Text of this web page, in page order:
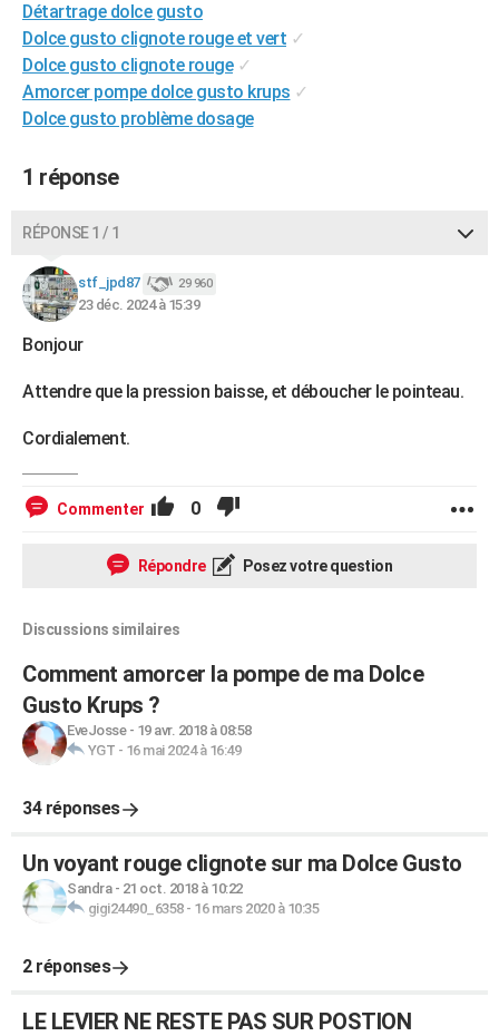
Destinations
City break
Voyage nature
Voyage de noces
Forum
Climat
+PHOTO
GUIDES D'ACHAT
BONS PLANS
COPAINS D'AVANT
S'inscrire
Se connecter
Lycées
Collèges
Primaires
Universités
Entreprises
Service militaire
Avis de recherche
AVIS DE DÉCÈS
FORUM
Bricolage
Lifestyle
Culture
SportAuto
Television
Voyage
Cinema
Détartrage dolce gusto
Dolce gusto clignote rouge et vert ✓
Dolce gusto clignote rouge ✓
Amorcer pompe dolce gusto krups ✓
Dolce gusto problème dosage
1 réponse
RÉPONSE 1 / 1
stf_jpd87 29 960
23 déc. 2024 à 15:39
Bonjour
Attendre que la pression baisse, et déboucher le pointeau.
Cordialement.
Commenter 0
Répondre Posez votre question
Discussions similaires
Comment amorcer la pompe de ma Dolce
Gusto Krups ?
EveJosse- 19 avr. 2018 à 08:58
YGT - 16 mai 2024 à 16:49
34 réponses
Un voyant rouge clignote sur ma Dolce Gusto
Sandra- 21 oct. 2018 à 10:22
gigi24490_6358- 16 mars 2020 à 10:35
2 réponses
LE LEVIER NE RESTE PAS SUR POSTION